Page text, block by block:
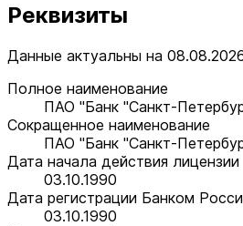
Реквизиты
Данные актуальны на
Полное наименование
ПАО "Банк "Санкт-
Сокращенное наименование
ПАО "Банк "Санкт-
Дата начала действия лицензии
03.10.1990
Дата регистрации Банком
03.10.1990